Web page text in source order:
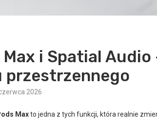
i Spatial
przestrzennego
2026
Maxto jedna z tych funkcji, która realnie